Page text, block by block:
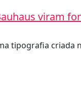
viram
tipografia criada